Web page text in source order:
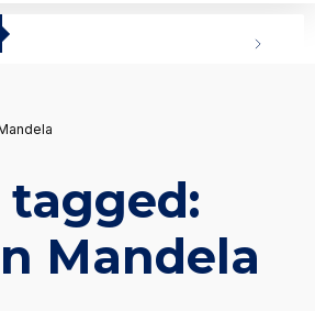
tagged:
Mandela